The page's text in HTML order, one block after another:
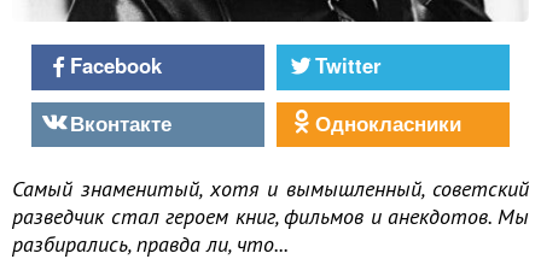
Facebook
Twitter
Вконтакте
Однокласники
Самый знаменитый, хотя и вымышленный, советский
разведчик стал героем книг, фильмов и анекдотов. Мы
разбирались, правда ли, что...